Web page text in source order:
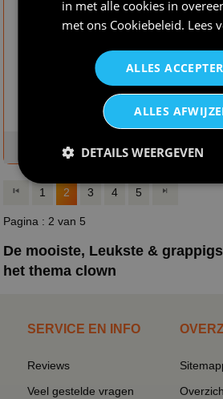
€ 31,95
op voorraad
€ 3,95
Grote bril met
clownsneus
op voorraad
1 2 3 4 5
Pagina : 2 van 5
De mooiste, Leukste &
het thema clown
SERVICE EN INFO
Reviews
Veel gestelde vragen
in met alle cookies in
met ons Cookiebeleid. Lees
ALLES
ALLES
DETAILS WEERGEVEN